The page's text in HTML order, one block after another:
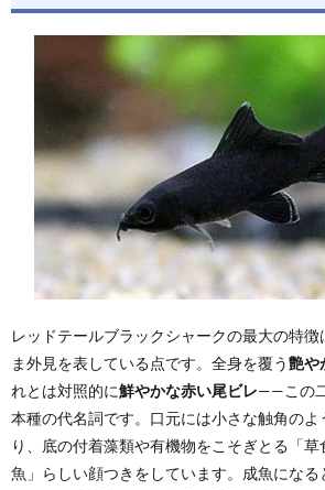
レッドテールブラックシャークの最大の特徴
ま外見を表している点です。全身を覆う艶や
れとは対照的に鮮やかな赤い尾ビレ——この
本種の代名詞です。口元には小さな触角の
り、底の付着藻類や有機物をこそぎとる「
魚」らしい顔つきをしています。成魚にな